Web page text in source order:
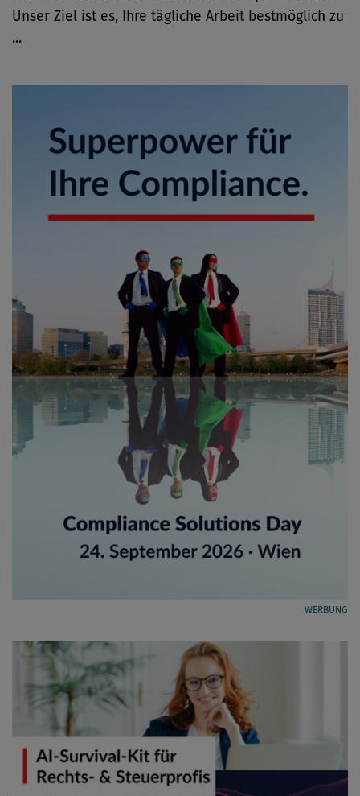
Unser Ziel ist es, Ihre tägliche Arbeit bestmöglich zu
...
WERBUNG